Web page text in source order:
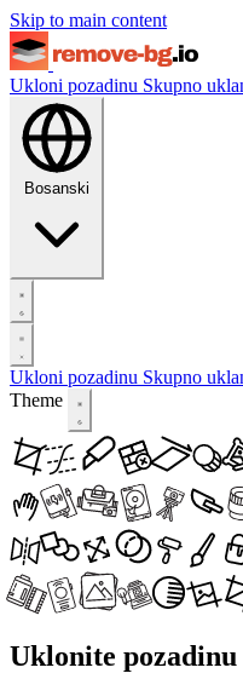
Skip to main content
Ukloni pozadinu Skupno
Bosanski
Ukloni pozadinu Skupno
Theme
Uklonite